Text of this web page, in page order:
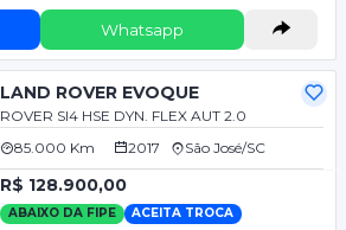
Whatsapp
LAND ROVER EVOQUE
ROVER SI4 HSE DYN. FLEX AUT 2.0
85.000 Km
2017 São José/SC
R$ 128.900,00
ABAIXO DA FIPE ACEITA TROCA